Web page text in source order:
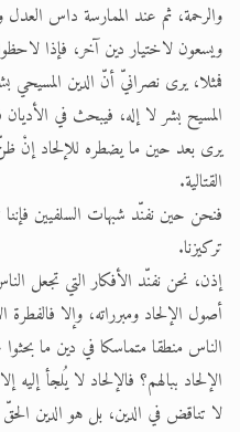
والرحمة، ثم عند الممارسة داس
ويسعون لاختيار دين آخر، فإذا
فمثلا، يرى نصرانيّ أنّ الدين
المسيح بشر لا إله، فيبحث في
يرى بعد حين ما يضطره للإلحاد إنْ
القتالية.
فنحن حين نفنّد شبهات السلفيين
تركيزنا.
إذن، نحن نفنّد الأفكار التي تجعل
أصول الإلحاد ومبرراته، وإلا
الناس منطقا متماسكا في دين ما
الإلحاد ببالهم؟ فالإلحاد لا يُلجأ
لا تناقض في الدين، بل هو الدين